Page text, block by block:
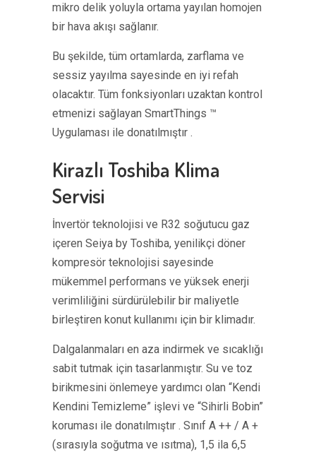
mikro delik yoluyla ortama yayılan homojen
bir hava akışı sağlanır.
Bu şekilde, tüm ortamlarda, zarflama ve
sessiz yayılma sayesinde en iyi refah
olacaktır. Tüm fonksiyonları uzaktan kontrol
etmenizi sağlayan SmartThings ™
Uygulaması ile donatılmıştır .
Kirazlı Toshiba Klima
Servisi
İnvertör teknolojisi ve R32 soğutucu gaz
içeren Seiya by Toshiba, yenilikçi döner
kompresör teknolojisi sayesinde
mükemmel performans ve yüksek enerji
verimliliğini sürdürülebilir bir maliyetle
birleştiren konut kullanımı için bir klimadır.
Dalgalanmaları en aza indirmek ve sıcaklığı
sabit tutmak için tasarlanmıştır. Su ve toz
birikmesini önlemeye yardımcı olan “Kendi
Kendini Temizleme” işlevi ve “Sihirli Bobin”
koruması ile donatılmıştır . Sınıf A ++ / A +
(sırasıyla soğutma ve ısıtma), 1,5 ila 6,5 ​​